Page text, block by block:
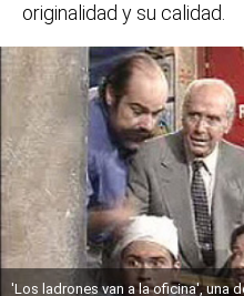
originalidad y su calidad.
'Los ladrones van a la oficina', una